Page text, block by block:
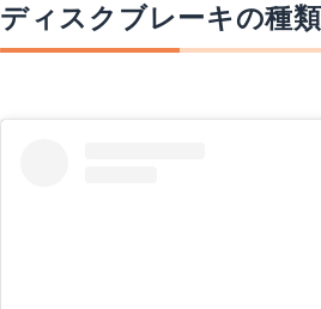
ディスクブレーキの種